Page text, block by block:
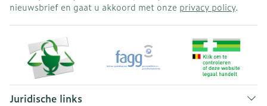
nieuwsbrief en gaat u akkoord met onze privacy policy.
Juridische links